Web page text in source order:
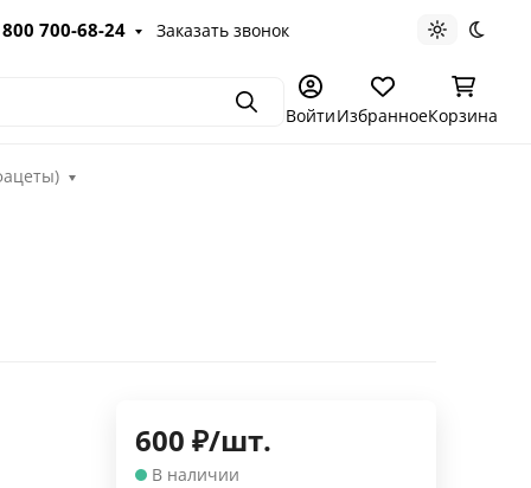
700-68-24 Заказать звонок Светлая
ПоискВойтиИзбранноеКорзина
600 ₽/шт.
В наличии